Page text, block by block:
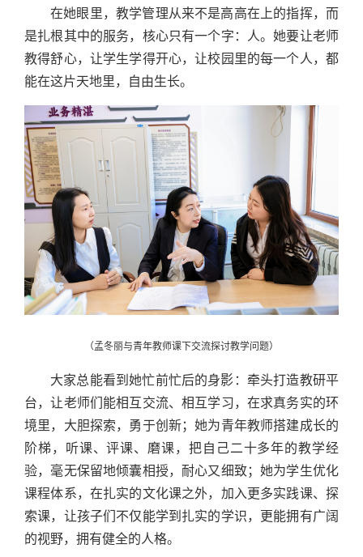
在她眼里，教学管理从来不是高高在上的指挥，而
是扎根其中的服务，核心只有一个字：人。她要让老师
教得舒心，让学生学得开心，让校园里的每一个人，都
能在这片天地里，自由生长。
（孟冬丽与青年教师课下交流探讨教学问题）
大家总能看到她忙前忙后的身影：牵头打造教研平
台，让老师们能相互交流、相互学习，在求真务实的环
境里，大胆探索，勇于创新；她为青年教师搭建成长的
阶梯，听课、评课、磨课，把自己二十多年的教学经
验，毫无保留地倾囊相授，耐心又细致；她为学生优化
课程体系，在扎实的文化课之外，加入更多实践课、探
索课，让孩子们不仅能学到扎实的学识，更能拥有广阔
的视野，拥有健全的人格。